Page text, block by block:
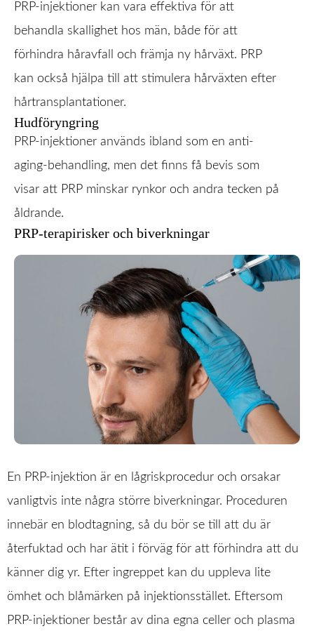
PRP-injektioner kan vara effektiva för att
behandla skallighet hos män, både för att
förhindra håravfall och främja ny hårväxt. PRP
kan också hjälpa till att stimulera hårväxten efter
hårtransplantationer.
Hudföryngring
PRP-injektioner används ibland som en anti-
aging-behandling, men det finns få bevis som
visar att PRP minskar rynkor och andra tecken på
åldrande.
PRP-terapirisker och biverkningar
En PRP-injektion är en lågriskprocedur och orsakar
vanligtvis inte några större biverkningar. Proceduren
innebär en blodtagning, så du bör se till att du är
återfuktad och har ätit i förväg för att förhindra att du
känner dig yr. Efter ingreppet kan du uppleva lite
ömhet och blåmärken på injektionsstället. Eftersom
PRP-injektioner består av dina egna celler och plasma